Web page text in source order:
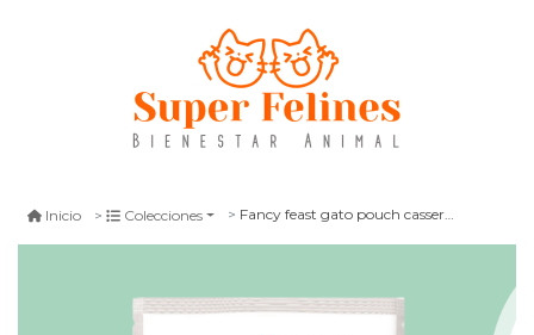
Inicio Colecciones Fancy feast gato pouch casserole pollo 85gr